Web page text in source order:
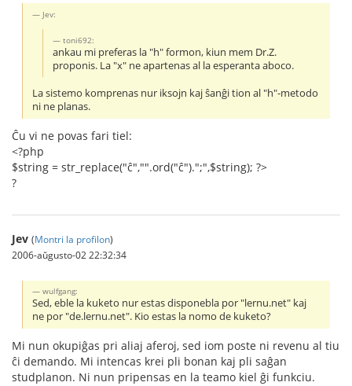
Jev:
toni692:
ankau mi preferas la "h" formon, kiun mem Dr.Z.
proponis. La "x" ne apartenas al la esperanta aboco.
La sistemo komprenas nur iksojn kaj ŝanĝi tion al "h"-metodo
ni ne planas.
Ĉu vi ne povas fari tiel:
<?php
$string = str_replace("ĉ","".ord("ĉ").";",$string); ?>
?
Jev (Montri la profilon)
2006-aŭgusto-02 22:32:34
wulfgang:
Sed, eble la kuketo nur estas disponebla por "lernu.net" kaj
ne por "de.lernu.net". Kio estas la nomo de kuketo?
Mi nun okupiĝas pri aliaj aferoj, sed iom poste ni revenu al tiu
ĉi demando. Mi intencas krei pli bonan kaj pli saĝan
studplanon. Ni nun pripensas en la teamo kiel ĝi funkciu.